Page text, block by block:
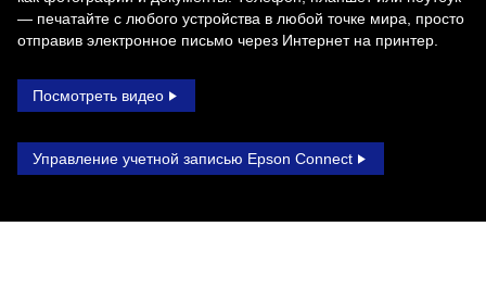
— печатайте с любого устройства в любой точке мира, просто
отправив электронное письмо через Интернет на принтер.
Посмотреть видео
Управление учетной записью Epson Connect